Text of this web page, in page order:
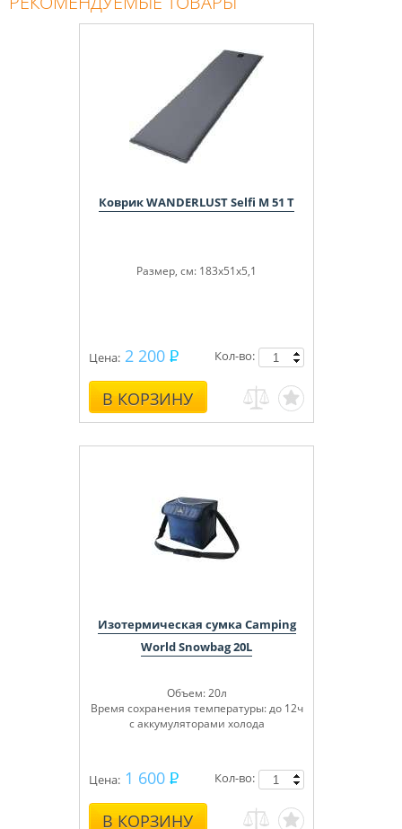
Коврик WANDERLUST Selfi M 51 T
Размер, см: 183x51x5,1
Цена: 2 200
В КОРЗИНУ
Кол-во:
Изотермическая сумка Camping
World Snowbag 20L
Объем: 20л
Время сохранения температуры: до 12ч
с аккумуляторами холода
Цена: 1 600
В КОРЗИНУ
Кол-во: